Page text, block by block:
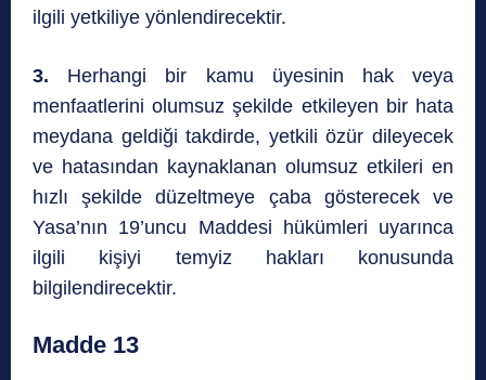
ilgili yetkiliye yönlendirecektir.
3. Herhangi bir kamu üyesinin hak veya
menfaatlerini olumsuz şekilde etkileyen bir hata
meydana geldiği takdirde, yetkili özür dileyecek
ve hatasından kaynaklanan olumsuz etkileri en
hızlı şekilde düzeltmeye çaba gösterecek ve
Yasa’nın 19’uncu Maddesi hükümleri uyarınca
ilgili kişiyi temyiz hakları konusunda
bilgilendirecektir.
Madde 13